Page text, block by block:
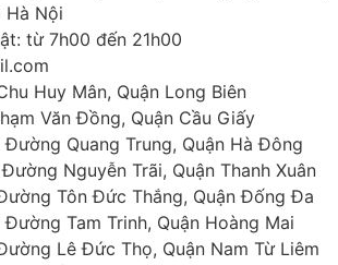
Hà Nội
từ 7h00 đến 21h00
Huy Mân, Quận Long Biên
Văn Đồng, Quận Cầu Giấy
Quang Trung, Quận Hà Đông
Nguyễn Trãi, Quận Thanh Xuân
Tôn Đức Thắng, Quận Đống Đa
Tam Trinh, Quận Hoàng Mai
Lê Đức Thọ, Quận Nam Từ Liêm